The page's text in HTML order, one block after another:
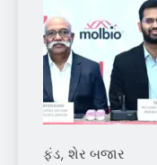
ફંડ, શેર બજાર